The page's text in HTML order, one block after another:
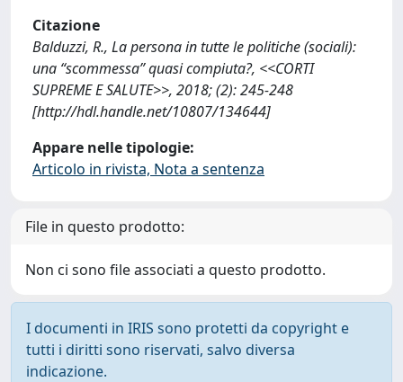
Citazione
Balduzzi, R., La persona in tutte le politiche (sociali):
una “scommessa” quasi compiuta?, <<CORTI
SUPREME E SALUTE>>, 2018; (2): 245-248
[http://hdl.handle.net/10807/134644]
Appare nelle tipologie:
Articolo in rivista, Nota a sentenza
File in questo prodotto:
Non ci sono file associati a questo prodotto.
I documenti in IRIS sono protetti da copyright e
tutti i diritti sono riservati, salvo diversa
indicazione.